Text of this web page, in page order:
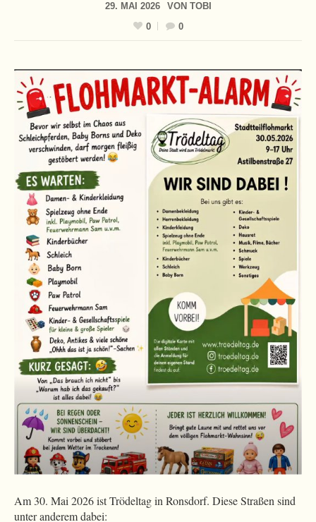
29. MAI 2026 VON TOBI
0
0
Am 30. Mai 2026 ist Trödeltag in Ronsdorf. Diese Straßen sind
unter anderem dabei: